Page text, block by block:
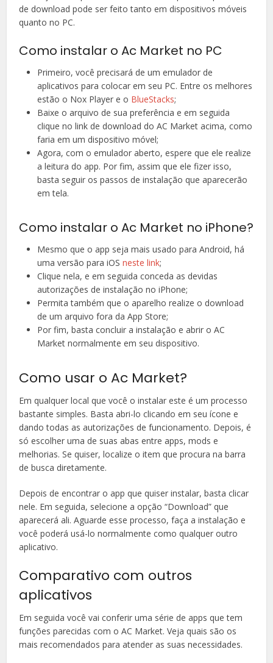
de download pode ser feito tanto em dispositivos móveis
quanto no PC.
Como instalar o Ac Market no PC
Primeiro, você precisará de um emulador de
aplicativos para colocar em seu PC. Entre os melhores
estão o Nox Player e o BlueStacks;
Baixe o arquivo de sua preferência e em seguida
clique no link de download do AC Market acima, como
faria em um dispositivo móvel;
Agora, com o emulador aberto, espere que ele realize
a leitura do app. Por fim, assim que ele fizer isso,
basta seguir os passos de instalação que aparecerão
em tela.
Como instalar o Ac Market no iPhone?
Mesmo que o app seja mais usado para Android, há
uma versão para iOSneste link;
Clique nela, e em seguida conceda as devidas
autorizações de instalação no iPhone;
Permita também que o aparelho realize o download
de um arquivo fora da App Store;
Por fim, basta concluir a instalação e abrir o AC
Market normalmente em seu dispositivo.
Como usar o Ac Market?
Em qualquer local que você o instalar este é um processo
bastante simples. Basta abri-lo clicando em seu ícone e
dando todas as autorizações de funcionamento. Depois, é
só escolher uma de suas abas entre apps, mods e
melhorias. Se quiser, localize o item que procura na barra
de busca diretamente.
Depois de encontrar o app que quiser instalar, basta clicar
nele. Em seguida, selecione a opção “Download” que
aparecerá ali. Aguarde esse processo, faça a instalação e
você poderá usá-lo normalmente como qualquer outro
aplicativo.
Comparativo com outros
aplicativos
Em seguida você vai conferir uma série de apps que tem
funções parecidas com o AC Market. Veja quais são os
mais recomendados para atender as suas necessidades.